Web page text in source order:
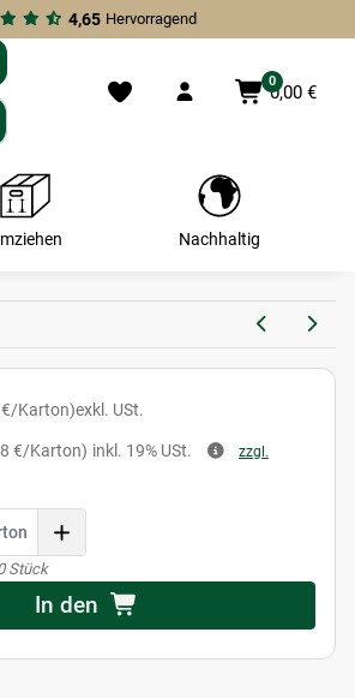
4,65 Hervorragend
0
0,00 €
Nachhaltig
€/Karton)exkl. USt.
€/Karton) inkl. 19% USt.
zzgl.
Stück
In den